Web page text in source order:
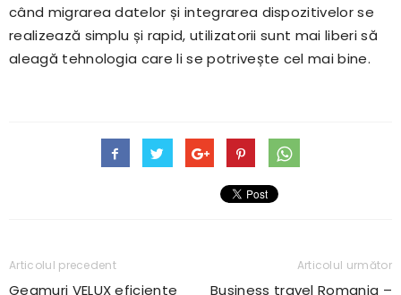
când migrarea datelor și integrarea dispozitivelor se
realizează simplu și rapid, utilizatorii sunt mai liberi să
aleagă tehnologia care li se potrivește cel mai bine.
Articolul precedent
Geamuri VELUX eficiente
Articolul următor
Business travel Romania –